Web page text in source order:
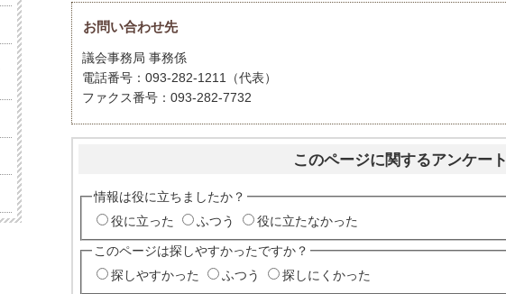
お問い合わせ先
議会事務局 事務係
電話番号：093-282-1211（代表）
ファクス番号：093-282-7732
このページに関するアンケート
情報は役に立ちましたか？
役に立った
ふつう 役に立たなかった
このページは探しやすかったですか？
探しやすかった
ふつう 探しにくかった